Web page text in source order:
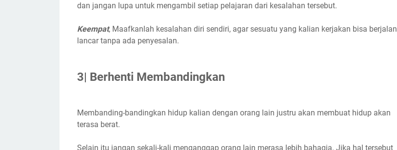
dan jangan lupa untuk mengambil setiap pelajaran dari kesalahan tersebut.
Keempat, Maafkanlah kesalahan diri sendiri, agar sesuatu yang kalian kerjakan bisa berjalan
lancar tanpa ada penyesalan.
3| Berhenti Membandingkan
Membanding-bandingkan hidup kalian dengan orang lain justru akan membuat hidup akan
terasa berat.
Selain itu jangan sekali-kali menganggap orang lain merasa lebih bahagia. Jika hal tersebut